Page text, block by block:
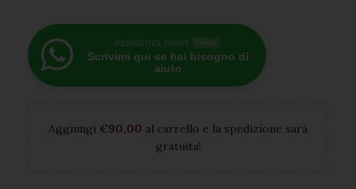
Assistenza clienti
Scrivimi qui se hai bisogno di
aiuto
Aggiungi €90,00 al carrello e la spedizione sarà
gratuita!